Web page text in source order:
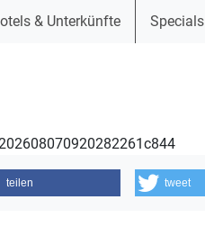
& Unterkünfte Specials
teilen tweet